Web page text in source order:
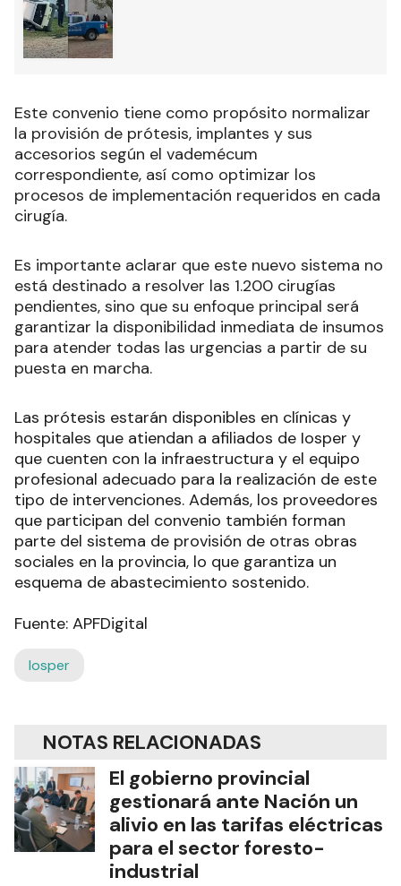
Este convenio tiene como propósito normalizar
la provisión de prótesis, implantes y sus
accesorios según el vademécum
correspondiente, así como optimizar los
procesos de implementación requeridos en cada
cirugía.
Es importante aclarar que este nuevo sistema no
está destinado a resolver las 1.200 cirugías
pendientes, sino que su enfoque principal será
garantizar la disponibilidad inmediata de insumos
para atender todas las urgencias a partir de su
puesta en marcha.
Las prótesis estarán disponibles en clínicas y
hospitales que atiendan a afiliados de Iosper y
que cuenten con la infraestructura y el equipo
profesional adecuado para la realización de este
tipo de intervenciones. Además, los proveedores
que participan del convenio también forman
parte del sistema de provisión de otras obras
sociales en la provincia, lo que garantiza un
esquema de abastecimiento sostenido.
Fuente: APFDigital
Iosper
NOTAS RELACIONADAS
El gobierno provincial
gestionará ante Nación un
alivio en las tarifas eléctricas
para el sector foresto-
industrial